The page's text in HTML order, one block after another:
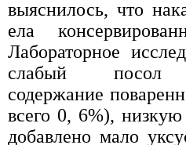
выяснилось, что
ела
Лабораторное
слабый посол
содержание
всего 0, 6%),
добавлено мало